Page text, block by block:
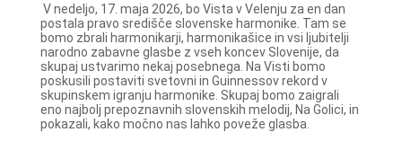
V nedeljo, 17. maja 2026, bo Vista v Velenju za en dan
postala pravo središče slovenske harmonike. Tam se
bomo zbrali harmonikarji, harmonikašice in vsi ljubitelji
narodno zabavne glasbe z vseh koncev Slovenije, da
skupaj ustvarimo nekaj posebnega. Na Visti bomo
poskusili postaviti svetovni in Guinnessov rekord v
skupinskem igranju harmonike. Skupaj bomo zaigrali
eno najbolj prepoznavnih slovenskih melodij, Na Golici, in
pokazali, kako močno nas lahko poveže glasba.